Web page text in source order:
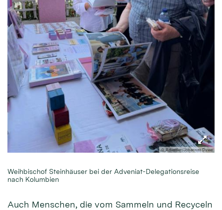
© Adveniat/Johannes Duwe
Weihbischof Steinhäuser bei der Adveniat-Delegationsreise
nach Kolumbien
Auch Menschen, die vom Sammeln und Recyceln